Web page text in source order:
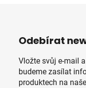
Odebírat
Vložte svůj e-mail
budeme zasílat
produktech na